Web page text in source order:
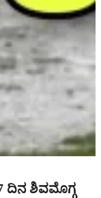
ದಿನ ಶಿವಮೊಗ್ಗ